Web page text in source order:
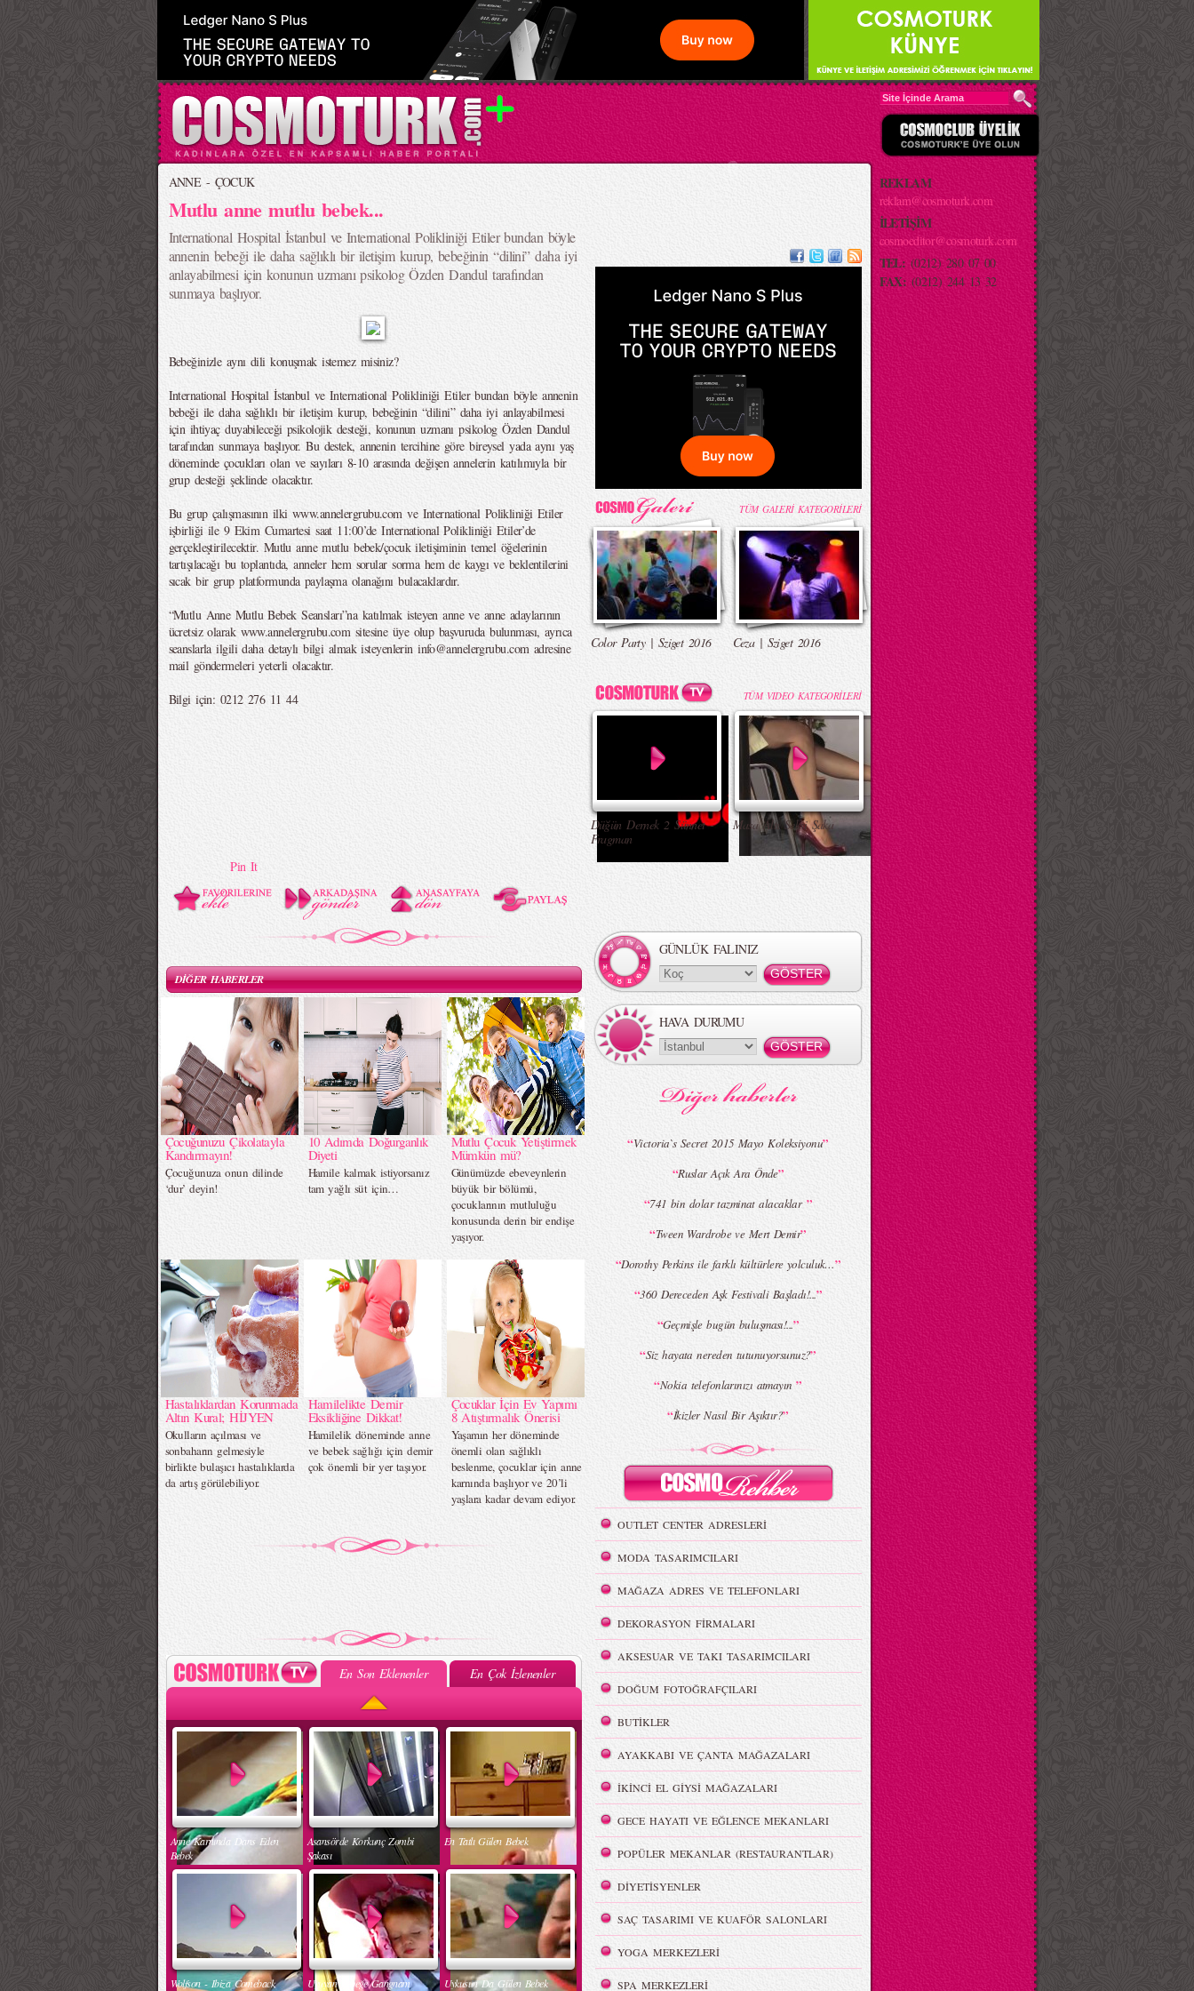
ANNE - ÇOCUK
Mutlu anne mutlu bebek...
International Hospital İstanbul ve International Polikliniği Etiler bundan böyle
annenin bebeği ile daha sağlıklı bir iletişim kurup, bebeğinin “dilini” daha iyi
anlayabilmesi için konunun uzmanı psikolog Özden Dandul tarafından
sunmaya başlıyor.
Bebeğinizle aynı dili konuşmak istemez misiniz?
International Hospital İstanbul ve International Polikliniği Etiler bundan böyle annenin
bebeği ile daha sağlıklı bir iletişim kurup, bebeğinin “dilini” daha iyi anlayabilmesi
için ihtiyaç duyabileceği psikolojik desteği, konunun uzmanı psikolog Özden Dandul
tarafından sunmaya başlıyor. Bu destek, annenin tercihine göre bireysel yada aynı yaş
döneminde çocukları olan ve sayıları 8-10 arasında değişen annelerin katılımıyla bir
grup desteği şeklinde olacaktır.
Bu grup çalışmasının ilki www.annelergrubu.com ve International Polikliniği Etiler
işbirliği ile 9 Ekim Cumartesi saat 11:00’de International Polikliniği Etiler’de
gerçekleştirilecektir. Mutlu anne mutlu bebek/çocuk iletişiminin temel öğelerinin
tartışılacağı bu toplantıda, anneler hem sorular sorma hem de kaygı ve beklentilerini
sıcak bir grup platformunda paylaşma olanağını bulacaklardır.
“Mutlu Anne Mutlu Bebek Seansları”na katılmak isteyen anne ve anne adaylarının
ücretsiz olarak www.annelergrubu.com sitesine üye olup başvuruda bulunması, ayrıca
seanslarla ilgili daha detaylı bilgi almak isteyenlerin info@annelergrubu.com adresine
mail göndermeleri yeterli olacaktır.
Bilgi için: 0212 276 11 44
Pin It
DİĞER HABERLER
Çocuğunuzu Çikolatayla
Kandırmayın!
Çocuğunuza onun dilinde
‘dur’ deyin!
10 Adımda Doğurganlık
Diyeti
Hamile kalmak istiyorsanız
tam yağlı süt için…
Mutlu Çocuk Yetiştirmek
Mümkün mü?
Günümüzde ebeveynlerin
büyük bir bölümü,
çocuklarının mutluluğu
konusunda derin bir endişe
yaşıyor.
Hastalıklardan Korunmada
Altın Kural; HİJYEN
Okulların açılması ve
sonbaharın gelmesiyle
birlikte bulaşıcı hastalıklarda
da artış görülebiliyor.
Hamilelikte Demir
Eksikliğine Dikkat!
Hamilelik döneminde anne
ve bebek sağlığı için demir
çok önemli bir yer taşıyor.
Çocuklar İçin Ev Yapımı
8 Atıştırmalık Önerisi
Yaşamın her döneminde
önemli olan sağlıklı
beslenme, çocuklar için anne
karnında başlıyor ve 20’li
yaşlara kadar devam ediyor.
En Son Eklenenler En Çok İzlenenler
Anne Karnında Dans Eden
Bebek
Asansörde Korkunç Zombi
Şakası
En Tatlı Gülen Bebek
Wolfson - Ibiza Comeback
Uyuyan Bebeğe Gangnam
Uykusun Da Gülen Bebek
TÜM GALERİ KATEGORİLERİ
Color Party | Sziget 2016 Ceza | Sziget 2016
TÜM VIDEO KATEGORİLERİ
Düğün Dernek 2 Sünnet -
Fragman
Masa Altı Seksi Şaka
GÜNLÜK FALINIZ
HAVA DURUMU
“Victoria`s Secret 2015 Mayo Koleksiyonu”
“Ruslar Açık Ara Önde”
“741 bin dolar tazminat alacaklar ”
“Tween Wardrobe ve Mert Demir”
“Dorothy Perkins ile farklı kültürlere yolculuk…”
“360 Dereceden Aşk Festivali Başladı!...”
“Geçmişle bugün buluşması!...”
“Siz hayata nereden tutunuyorsunuz?”
“Nokia telefonlarınızı atmayın”
“İkizler Nasıl Bir Aşıktır?”
OUTLET CENTER ADRESLERİ
MODA TASARIMCILARI
MAĞAZA ADRES VE TELEFONLARI
DEKORASYON FİRMALARI
AKSESUAR VE TAKI TASARIMCILARI
DOĞUM FOTOĞRAFÇILARI
BUTİKLER
AYAKKABI VE ÇANTA MAĞAZALARI
İKİNCİ EL GİYSİ MAĞAZALARI
GECE HAYATI VE EĞLENCE MEKANLARI
POPÜLER MEKANLAR (RESTAURANTLAR)
DİYETİSYENLER
SAÇ TASARIMI VE KUAFÖR SALONLARI
YOGA MERKEZLERİ
SPA MERKEZLERİ
REKLAM
reklam@cosmoturk.com
İLETİŞİM
cosmoeditor@cosmoturk.com
TEL: (0212) 280 07 00
FAX: (0212) 244 13 32